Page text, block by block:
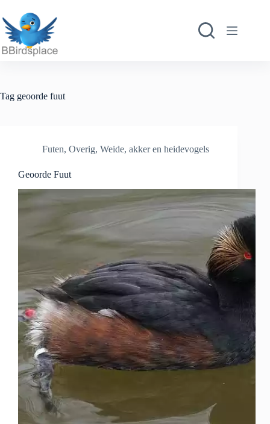
naar
de
inhoud
Tag geoorde fuut
Futen, Overig, Weide, akker en heidevogels
Geoorde Fuut